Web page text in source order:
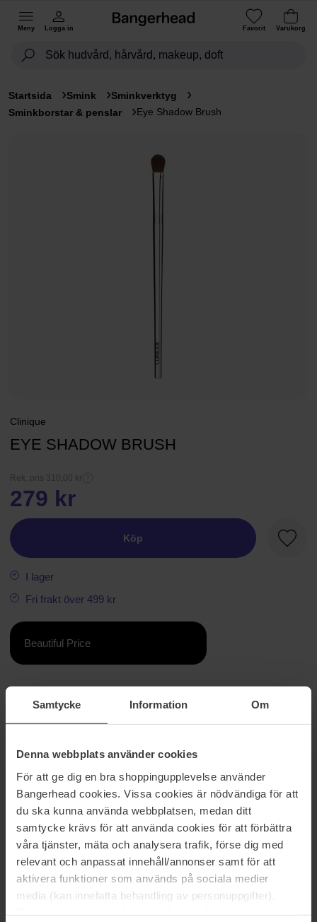
Samtycke Information Om
Denna webbplats använder cookies
För att ge dig en bra shoppingupplevelse använder
Bangerhead cookies. Vissa cookies är nödvändiga för att
du ska kunna använda webbplatsen, medan ditt
samtycke krävs för att använda cookies för att förbättra
våra tjänster, mäta och analysera trafik, förse dig med
relevant och anpassat innehåll/annonser samt för att
aktivera funktioner som används på sociala medier
media (kan innefatta behandling av personuppgifter).
Meny Logga in Favorit Varukorg
Startsida Smink
Sminkverktyg
Sminkborstar & penslar
Eye Shadow Brush
Clinique
EYE SHADOW BRUSH
Rek. pris 310,00 kr
279 kr
Köp
I lager
Fri frakt över 499 kr
Beautiful Price
Perfekt storlek för att applicera ögonskugga på ögonlocket.
ögonbrynet. Unik och antibakteriell teknologi håller borsten fräsch.
Applicera ögonskugga på applikatorn. Skaka borsten lätt för att ta
bort eventuellt överskott. Appliceras på ögonlocken, från
franskanten upp till ögonbrynsbenet.
Artikelnummer: 51970
Kategorier:
Startsida
Smink